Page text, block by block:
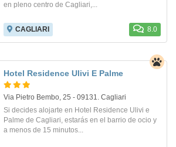
en pleno centro de Cagliari,...
CAGLIARI 8.0
Hotel Residence Ulivi E Palme
Via Pietro Bembo, 25 - 09131. Cagliari
Si decides alojarte en Hotel Residence Ulivi e
Palme de Cagliari, estarás en el barrio de ocio y
a menos de 15 minutos...